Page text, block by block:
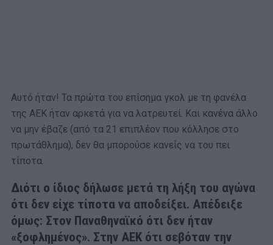
Αυτό ήταν! Τα πρώτα του επίσημα γκολ με τη φανέλα
της ΑΕΚ ήταν αρκετά για να λατρευτεί. Και κανένα άλλο
να μην έβαζε (από τα 21 επιπλέον που κόλλησε στο
πρωτάθλημα), δεν θα μπορούσε κανείς να του πει
τίποτα.
Διότι ο ίδιος δήλωσε μετά τη λήξη του αγώνα
ότι δεν είχε τίποτα να αποδείξει. Απέδειξε
όμως: Στον Παναθηναϊκό ότι δεν ήταν
«ξοφλημένος». Στην ΑΕΚ ότι σεβόταν την